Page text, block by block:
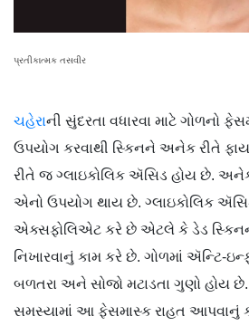
પ્રતીકાત્મક તસવીર
ચહેરાની સુંદરતા વધારવા માટે ગોળનો
ઉપયોગ કરવાથી સ્કિનને અનેક રીતે
રીતે જ ગ્લાઇકોલિક ઍસિડ હોય છે.
એનો ઉપયોગ થાય છે. ગ્લાઇકોલિક
એક્સફોલિએટ કરે છે એટલે કે ડેડ
નિખારવાનું કામ કરે છે. ગોળમાં ઍન્ટિ-
બળતરા અને સોજો મટાડતા ગુણો હોય
સમસ્યામાં આ ફેસમાસ્ક રાહત આપવાનું